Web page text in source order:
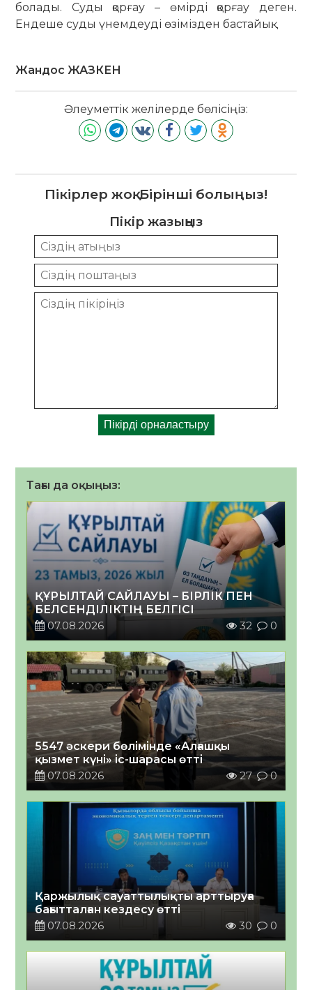
болады. Суды қорғау – өмірді қор­ғау деген.
Ендеше суды үнемдеуді өзімізден бастайық.
Жандос ЖАЗКЕН
Әлеуметтік желілерде бөлісіңіз:
Пікірлер жоқ. Бірінші болыңыз!
Пікір жазыңыз
Тағы да оқыңыз:
ҚҰРЫЛТАЙ САЙЛАУЫ – БІРЛІК ПЕН
БЕЛСЕНДІЛІКТІҢ БЕЛГІСІ
07.08.2026
32 0
5547 әскери бөлімінде «Алғашқы
қызмет күні» іс-шарасы өтті
07.08.2026
27 0
Қаржылық сауаттылықты арттыруға
бағытталған кездесу өтті
07.08.2026
30 0